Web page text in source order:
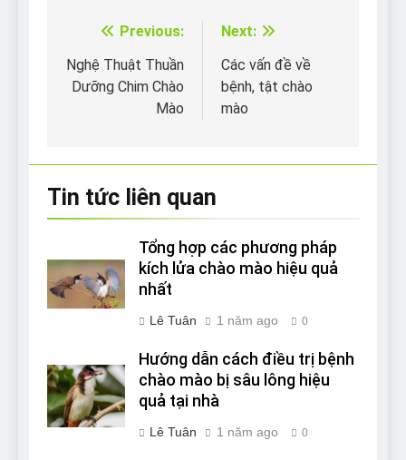
Điều
hướng
Previous:
Nghệ Thuật Thuần
Dưỡng Chim Chào
Mào
Next:
Các vấn đề về
bệnh, tật chào
mào
Tin tức liên quan
Tổng hợp các phương pháp
kích lửa chào mào hiệu quả
nhất
Lê Tuân 1 năm ago 0
Hướng dẫn cách điều trị bệnh
chào mào bị sâu lông hiệu
quả tại nhà
Lê Tuân 1 năm ago 0